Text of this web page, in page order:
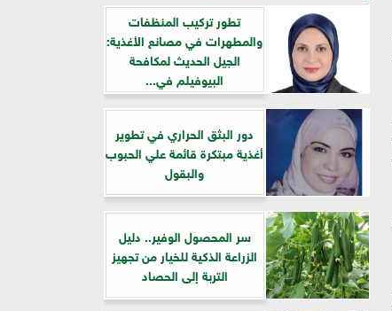
تطور تركيب المنظفات
والمطهرات في مصانع الأغذية:
الجيل الحديث لمكافحة
البيوفيلم في...
دور البثق الحراري في تطوير
أغذية مبتكرة قائمة علي الحبوب
والبقول
سر المحصول الوفير.. دليل
الزراعة الذكية للخيار من تجهيز
التربة إلى الحصاد